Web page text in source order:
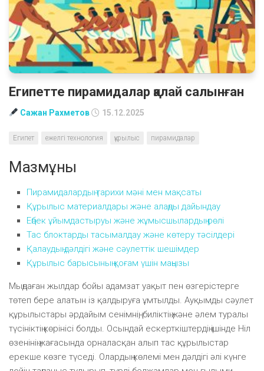
Египетте пирамидалар қалай салынған
Сажан Рахметов 15.12.2025
Египет ежелгі технология құрылыс пирамидалар
Мазмұны
Пирамидалардың тарихи мәні мен мақсаты
Құрылыс материалдары және алаңды дайындау
Еңбек ұйымдастыруы және жұмысшылардың рөлі
Тас блоктарды тасымалдау және көтеру тәсілдері
Қалаудың дәлдігі және сәулеттік шешімдер
Құрылыс барысының қоғам үшін маңызы
Мыңдаған жылдар бойы адамзат уақыт пен өзгерістерге
төтеп бере алатын із қалдыруға ұмтылды. Ауқымды сәулет
құрылыстары әрдайым сенімнің, биліктің және әлем туралы
түсініктің көрінісі болды. Осындай ескерткіштердің ішінде Ніл
өзенінің жағасында орналасқан алып тас құрылыстар
ерекше көзге түседі. Олардың көлемі мен дәлдігі әлі күнге